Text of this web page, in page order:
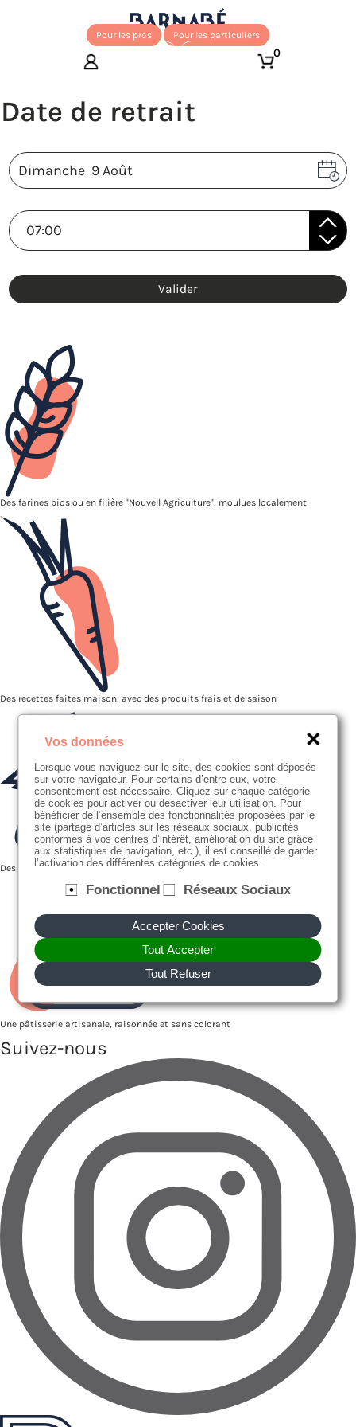
Pour les pros Pour les particuliers
0
Valider
Des farines bios ou en filière "Nouvell Agriculture", moulues localement
Des recettes faites maison, avec des produits frais et de saison
Des producteurs proches de nous
Une pâtisserie artisanale, raisonnée et sans colorant
Suivez-nous
Vos données
Lorsque vous naviguez sur le site, des cookies sont déposés
sur votre navigateur. Pour certains d’entre eux, votre
consentement est nécessaire. Cliquez sur chaque catégorie
de cookies pour activer ou désactiver leur utilisation. Pour
bénéficier de l’ensemble des fonctionnalités proposées par le
site (partage d’articles sur les réseaux sociaux, publicités
conformes à vos centres d’intérêt, amélioration du site grâce
aux statistiques de navigation, etc.), il est conseillé de garder
l’activation des différentes catégories de cookies.
Fonctionnel Réseaux Sociaux
Accepter Cookies
Tout Accepter
Tout Refuser